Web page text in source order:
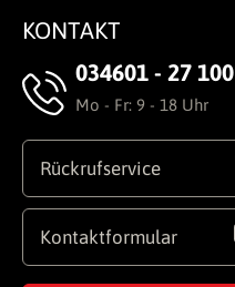
KONTAKT
034601 - 27 100
Mo - Fr: 9 - 18 Uhr
Rückrufservice
Kontaktformular